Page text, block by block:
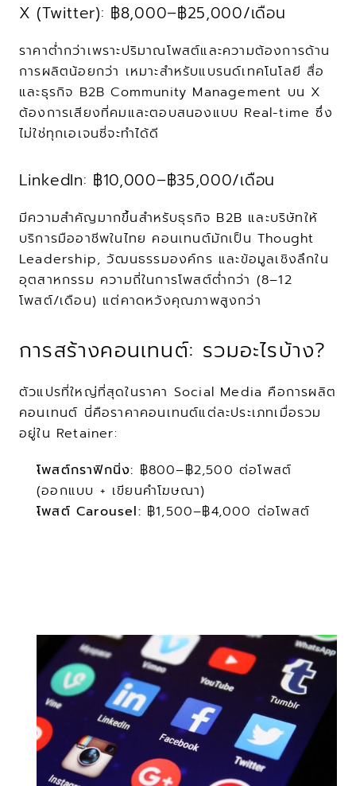
X (Twitter): ฿8,000–฿25,000/เดือน
ราคาต่ำกว่าเพราะปริมาณโพสต์และความต้องการด้าน
การผลิตน้อยกว่า เหมาะสำหรับแบรนด์เทคโนโลยี สื่อ
และธุรกิจ B2B Community Management บน X
ต้องการเสียงที่คมและตอบสนองแบบ Real-time ซึ่ง
ไม่ใช่ทุกเอเจนซี่จะทำได้ดี
LinkedIn: ฿10,000–฿35,000/เดือน
มีความสำคัญมากขึ้นสำหรับธุรกิจ B2B และบริษัทให้
บริการมืออาชีพในไทย คอนเทนต์มักเป็น Thought
Leadership, วัฒนธรรมองค์กร และข้อมูลเชิงลึกใน
อุตสาหกรรม ความถี่ในการโพสต์ต่ำกว่า (8–12
โพสต์/เดือน) แต่คาดหวังคุณภาพสูงกว่า
การสร้างคอนเทนต์: รวมอะไรบ้าง?
ตัวแปรที่ใหญ่ที่สุดในราคา Social Media คือการผลิต
คอนเทนต์ นี่คือราคาคอนเทนต์แต่ละประเภทเมื่อรวม
อยู่ใน Retainer:
โพสต์กราฟิกนิ่ง: ฿800–฿2,500 ต่อโพสต์
(ออกแบบ + เขียนคำโฆษณา)
โพสต์ Carousel: ฿1,500–฿4,000 ต่อโพสต์